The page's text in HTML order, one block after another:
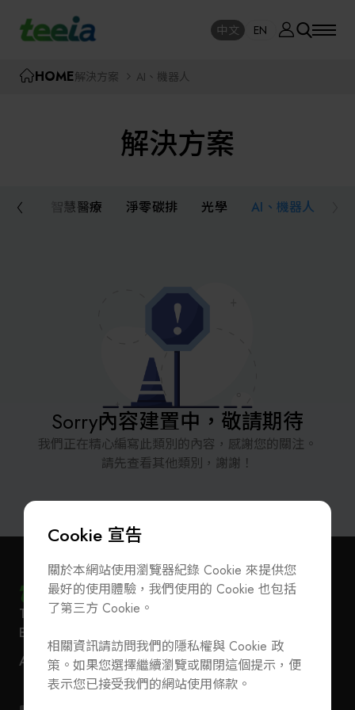
TEEIA
中文 EN
HOME解決方案 AI、機器人
解決方案
造 智慧醫療 淨零碳排 光學 AI、機器人
Sorry內容建置中，敬請期待
我們正在精心編寫此類別的內容，感謝您的關注。
請先查看其他類別，謝謝！
T +886-2-27293933F+886-2-27293950
E-Mail
ADD
110 台北市信義路五段 5 號 3 樓 3E41 室（秘書處
地址）
Cookie 宣告
關於本網站使用瀏覽器紀錄 Cookie 來提供您
最好的使用體驗，我們使用的 Cookie 也包括
了第三方 Cookie。
相關資訊請訪問我們的隱私權與 Cookie 政
策。如果您選擇繼續瀏覽或關閉這個提示，便
表示您已接受我們的網站使用條款。
中文 EN
課程研討
廠商資訊
聯絡我們
T+886-2-27293933F+886-2-27293950
廠商資訊
封測/測試設備
機器人與應用服務
關鍵模組/設備零組件材料加工與服務
智慧檢測設備與系統
顯示/光電設備
Micro LED/LED
高科技廠房設施與廠務系統
無人載具
材料/元件/化學品